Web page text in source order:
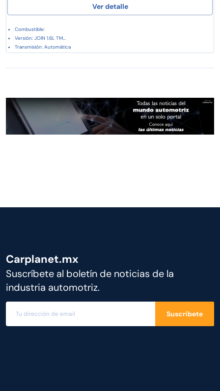
Ver detalle
Combustible:
Versión: JOIN 1.6L TM...
Transmisión: Automática
Carplanet.mx
Suscríbete al boletín de noticias de la
industria automotriz.
Suscríbete